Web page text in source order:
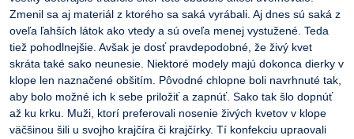
Zmenil sa aj materiál z ktorého sa saká vyrábali. Aj dnes sú saká z
oveľa ľahších látok ako vtedy a sú oveľa menej vystužené. Teda
tiež pohodlnejšie. Avšak je dosť pravdepodobné, že živý kvet
skráta také sako neunesie. Niektoré modely majú dokonca dierky v
klope len naznačené obšitím. Pôvodné chlopne boli navrhnuté tak,
aby bolo možné ich k sebe priložiť a zapnúť. Sako tak šlo dopnúť
až ku krku. Muži, ktorí preferovali nosenie živých kvetov v klope
väčšinou šili u svojho krajčíra či krajčírky. Tí konfekciu upraovali